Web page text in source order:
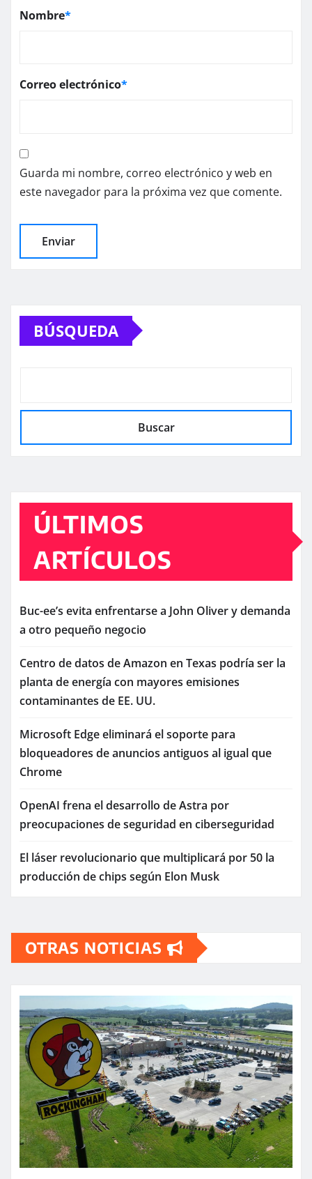
Nombre*
Correo electrónico*
Guarda mi nombre, correo electrónico y web en
este navegador para la próxima vez que comente.
BÚSQUEDA
Buscar
ÚLTIMOS
ARTÍCULOS
Buc-ee’s evita enfrentarse a John Oliver y demanda
a otro pequeño negocio
Centro de datos de Amazon en Texas podría ser la
planta de energía con mayores emisiones
contaminantes de EE. UU.
Microsoft Edge eliminará el soporte para
bloqueadores de anuncios antiguos al igual que
Chrome
OpenAI frena el desarrollo de Astra por
preocupaciones de seguridad en ciberseguridad
El láser revolucionario que multiplicará por 50 la
producción de chips según Elon Musk
OTRAS NOTICIAS